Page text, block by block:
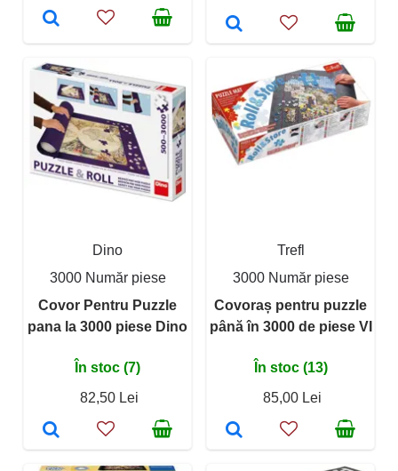
Dino
3000 Număr piese
Covor Pentru Puzzle
pana la 3000 piese Dino
În stoc (7)
82,50 Lei
Trefl
3000 Număr piese
Covoraș pentru puzzle
până în 3000 de piese VI
În stoc (13)
85,00 Lei